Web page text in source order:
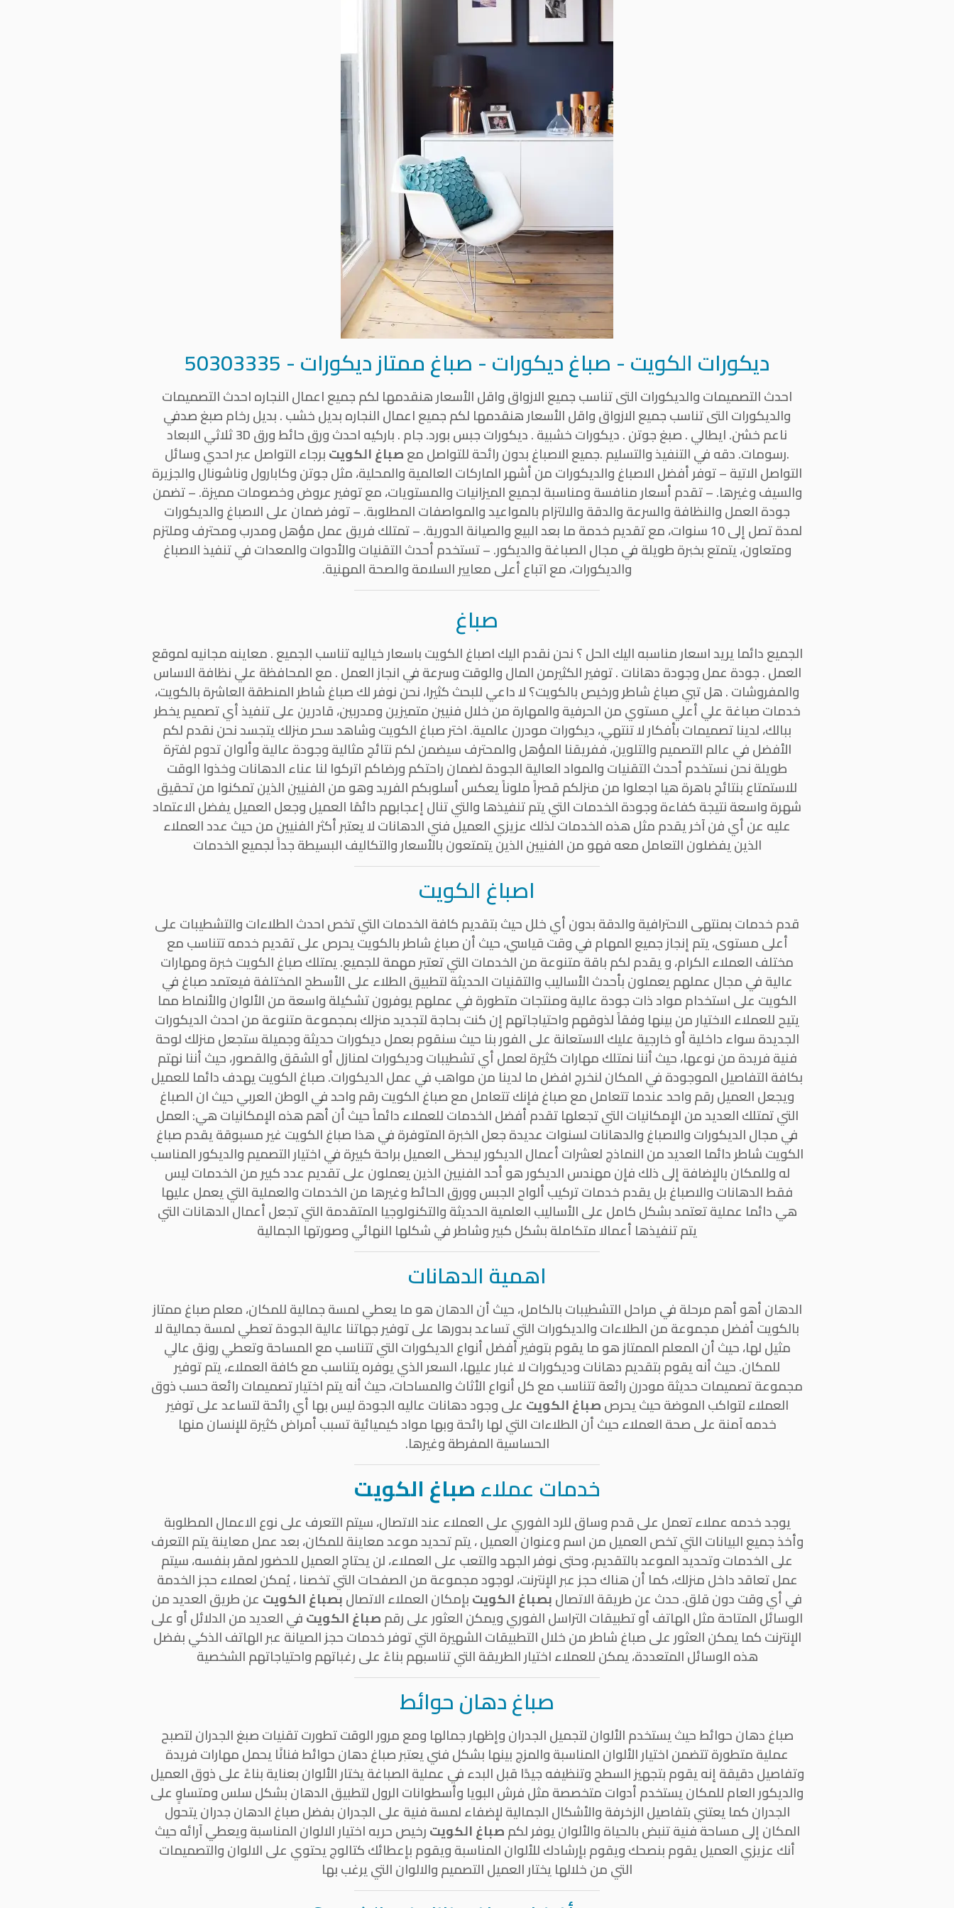
ديكورات الكويت - صباغ ديكورات - صباغ ممتاز ديكورات -50303335
احدث التصميمات والديكورات التى تناسب جميع الازواق واقل الأسعار هنقدمها لكم جميع اعمال النجاره احدث التصميمات
والديكورات التى تناسب جميع الازواق واقل الأسعار هنقدمها لكم جميع اعمال النجاره بديل خشب . بديل رخام صبغ صدفي
ناعم خشن. ايطالي . صبغ جوتن . ديكورات خشبية . ديكورات جبس بورد. جام . باركيه احدث ورق حائط ورق 3D ثلاثي الابعاد
.رسومات. دقه في التنفيذ والتسليم .جميع الاصباغ بدون رائحة للتواصل معصباغ الكويتبرجاء التواصل عبر احدي وسائل
التواصل الاتية – توفر أفضل الاصباغ والديكورات من أشهر الماركات العالمية والمحلية، مثل جوتن وكابارول وناشونال والجزيرة
والسيف وغيرها. – تقدم أسعار منافسة ومناسبة لجميع الميزانيات والمستويات، مع توفير عروض وخصومات مميزة. – تضمن
جودة العمل والنظافة والسرعة والدقة والالتزام بالمواعيد والمواصفات المطلوبة. – توفر ضمان على الاصباغ والديكورات
لمدة تصل إلى 10 سنوات، مع تقديم خدمة ما بعد البيع والصيانة الدورية. – تمتلك فريق عمل مؤهل ومدرب ومحترف وملتزم
ومتعاون، يتمتع بخبرة طويلة في مجال الصباغة والديكور. – تستخدم أحدث التقنيات والأدوات والمعدات في تنفيذ الاصباغ
والديكورات، مع اتباع أعلى معايير السلامة والصحة المهنية.
صباغ
الجميع دائما يريد اسعار مناسبه اليك الحل ؟ نحن نقدم اليك اصباغ الكويت باسعار خياليه تناسب الجميع . معاينه مجانيه لموقع
العمل . جودة عمل وجودة دهانات . توفير الكثيرمن المال والوقت وسرعة في انجاز العمل . مع المحافظة علي نظافة الاساس
والمفروشات . هل تبي صباغ شاطر ورخيص بالكويت؟ لا داعي للبحث كثيرا، نحن نوفر لك صباغ شاطر المنطقة العاشرة بالكويت،
خدمات صباغة علي أعلي مستوي من الحرفية والمهارة من خلال فنيين متميزين ومدربين، قادرين على تنفيذ أي تصميم يخطر
ببالك، لدينا تصميمات بأفكار لا تنتهي، ديكورات مودرن عالمية. اختر صباغ الكويت وشاهد سحر منزلك يتجسد نحن نقدم لكم
الأفضل في عالم التصميم والتلوين، ففريقنا المؤهل والمحترف سيضمن لكم نتائج مثالية وجودة عالية وألوان تدوم لفترة
طويلة نحن نستخدم أحدث التقنيات والمواد العالية الجودة لضمان راحتكم ورضاكم اتركوا لنا عناء الدهانات وخذوا الوقت
للاستمتاع بنتائج باهرة هيا اجعلوا من منزلكم قصراً ملوناً يعكس أسلوبكم الفريد وهو من الفنيين الذين تمكنوا من تحقيق
شهرة واسعة نتيجة كفاءة وجودة الخدمات التي يتم تنفيذها والتي تنال إعجابهم دائمًا العميل وجعل العميل يفضل الاعتماد
عليه عن أي فن آخر يقدم مثل هذه الخدمات لذلك عزيزي العميل فني الدهانات لا يعتبر أكثر الفنيين من حيث عدد العملاء
الذين يفضلون التعامل معه فهو من الفنيين الذين يتمتعون بالأسعار والتكاليف البسيطة جداً لجميع الخدمات
اصباغ الكويت
قدم خدمات بمنتهى الاحترافية والدقة بدون أي خلل حيث بتقديم كافة الخدمات التي تخص احدث الطلاءات والتشطيبات على
أعلى مستوى، يتم إنجاز جميع المهام في وقت قياسي، حيث أن صباغ شاطر بالكويت يحرص على تقديم خدمه تتناسب مع
مختلف العملاء الكرام، و يقدم لكم باقة متنوعة من الخدمات التي تعتبر مهمة للجميع. يمتلك صباغ الكويت خبرة ومهارات
عالية في مجال عملهم يعملون بأحدث الأساليب والتقنيات الحديثة لتطبيق الطلاء على الأسطح المختلفة فيعتمد صباغ في
الكويت على استخدام مواد ذات جودة عالية ومنتجات متطورة في عملهم يوفرون تشكيلة واسعة من الألوان والأنماط مما
يتيح للعملاء الاختيار من بينها وفقاً لذوقهم واحتياجاتهم إن كنت بحاجة لتجديد منزلك بمجموعة متنوعة من احدث الديكورات
الجديدة سواء داخلية أو خارجية عليك الاستعانة على الفور بنا حيث سنقوم بعمل ديكورات حديثة وجميلة ستجعل منزلك لوحة
فنية فريدة من نوعها، حيث أننا نمتلك مهارات كثيرة لعمل أي تشطيبات وديكورات لمنازل أو الشقق والقصور، حيث أننا نهتم
بكافة التفاصيل الموجودة في المكان لنخرج افضل ما لدينا من مواهب في عمل الديكورات. صباغ الكويت يهدف دائما للعميل
ويجعل العميل رقم واحد عندما تتعامل مع صباغ فإنك تتعامل مع صباغ الكويت رقم واحد في الوطن العربي حيث ان الصباغ
التي تمتلك العديد من الإمكانيات التي تجعلها تقدم أفضل الخدمات للعملاء دائماً حيث أن أهم هذه الإمكانيات هي: العمل
في مجال الديكورات والاصباغ والدهانات لسنوات عديدة جعل الخبرة المتوفرة في هذا صباغ الكويت غير مسبوقة يقدم صباغ
الكويت شاطر دائما العديد من النماذج لعشرات أعمال الديكور ليحظى العميل براحة كبيرة في اختيار التصميم والديكور المناسب
له وللمكان بالإضافة إلى ذلك فإن مهندس الديكور هو أحد الفنيين الذين يعملون على تقديم عدد كبير من الخدمات ليس
فقط الدهانات والاصباغ بل يقدم خدمات تركيب ألواح الجبس وورق الحائط وغيرها من الخدمات والعملية التي يعمل عليها
هي دائما عملية تعتمد بشكل كامل على الأساليب العلمية الحديثة والتكنولوجيا المتقدمة التي تجعل أعمال الدهانات التي
يتم تنفيذها أعمالا متكاملة بشكل كبير وشاطر في شكلها النهائي وصورتها الجمالية
اهمية الدهانات
الدهان أهو أهم مرحلة في مراحل التشطيبات بالكامل، حيث أن الدهان هو ما يعطي لمسة جمالية للمكان، معلم صباغ ممتاز
بالكويت أفضل مجموعة من الطلاءات والديكورات التي تساعد بدورها على توفير جهاتنا عالية الجودة تعطي لمسة جمالية لا
مثيل لها، حيث أن المعلم الممتاز هو ما يقوم بتوفير أفضل أنواع الديكورات التي تتناسب مع المساحة وتعطي رونق عالي
للمكان. حيث أنه يقوم بتقديم دهانات وديكورات لا غبار عليها، السعر الذي يوفره يتناسب مع كافة العملاء، يتم توفير
مجموعة تصميمات حديثة مودرن رائعة تتناسب مع كل أنواع الأثاث والمساحات، حيث أنه يتم اختيار تصميمات رائعة حسب ذوق
العملاء لتواكب الموضة حيث يحرصصباغ الكويت على وجود دهانات عاليه الجودة ليس بها أي رائحة لتساعد على توفير
خدمه آمنة على صحة العملاء حيث أن الطلاءات التي لها رائحة وبها مواد كيميائية تسبب أمراض كثيرة للإنسان منها
الحساسية المفرطة وغيرها.
خدمات عملاءصباغ الكويت
يوجد خدمه عملاء تعمل على قدم وساق للرد الفوري على العملاء عند الاتصال، سيتم التعرف على نوع الاعمال المطلوبة
وأخذ جميع البيانات التي تخص العميل من اسم وعنوان العميل ، يتم تحديد موعد معاينة للمكان، بعد عمل معاينة يتم التعرف
على الخدمات وتحديد الموعد بالتقديم، وحتى نوفر الجهد والتعب على العملاء، لن يحتاج العميل للحضور لمقر بنفسه، سيتم
عمل تعاقد داخل منزلك، كما أن هناك حجز عبر الإنترنت، لوجود مجموعة من الصفحات التي تخصنا ، يُمكن لعملاء حجز الخدمة
في أي وقت دون قلق. حدث عن طريقة الاتصالبصباغ الكويتبإمكان العملاء الاتصالبصباغ الكويت عن طريق العديد من
الوسائل المتاحة مثل الهاتف أو تطبيقات التراسل الفوري ويمكن العثور على رقمصباغ الكويتفي العديد من الدلائل أو على
الإنترنت كما يمكن العثور على صباغ شاطر من خلال التطبيقات الشهيرة التي توفر خدمات حجز الصيانة عبر الهاتف الذكي بفضل
هذه الوسائل المتعددة، يمكن للعملاء اختيار الطريقة التي تناسبهم بناءً على رغباتهم واحتياجاتهم الشخصية
صباغ دهان حوائط
صباغ دهان حوائط حيث يستخدم الألوان لتجميل الجدران وإظهار جمالها ومع مرور الوقت تطورت تقنيات صبغ الجدران لتصبح
عملية متطورة تتضمن اختيار الألوان المناسبة والمزج بينها بشكل فني يعتبر صباغ دهان حوائط فنانًا يحمل مهارات فريدة
وتفاصيل دقيقة إنه يقوم بتجهيز السطح وتنظيفه جيدًا قبل البدء في عملية الصباغة يختار الألوان بعناية بناءً على ذوق العميل
والديكور العام للمكان يستخدم أدوات متخصصة مثل فرش البويا وأسطوانات الرول لتطبيق الدهان بشكل سلس ومتساوٍ على
الجدران كما يعتني بتفاصيل الزخرفة والأشكال الجمالية لإضفاء لمسة فنية على الجدران بفضل صباغ الدهان جدران يتحول
المكان إلى مساحة فنية تنبض بالحياة والألوان يوفر لكمصباغ الكويترخيص حريه اختيار الالوان المناسبة ويعطي آرائه حيث
أنك عزيزي العميل يقوم بنصحك ويقوم بإرشادك للألوان المناسبة ويقوم بإعطائك كتالوج يحتوي على الالوان والتصميمات
التي من خلالها يختار العميل التصميم والالوان التي يرغب بها